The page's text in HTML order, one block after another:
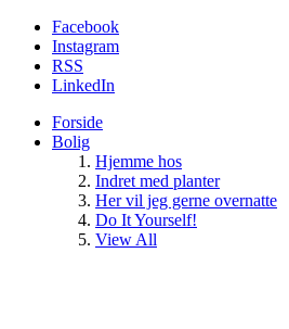
Facebook
Instagram
RSS
LinkedIn
Forside
Bolig
Hjemme hos
Indret med planter
Her vil jeg gerne overnatte
Do It Yourself!
View All